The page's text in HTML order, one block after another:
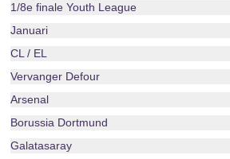
1/8e finale Youth League
Januari
CL / EL
Vervanger Defour
Arsenal
Borussia Dortmund
Galatasaray